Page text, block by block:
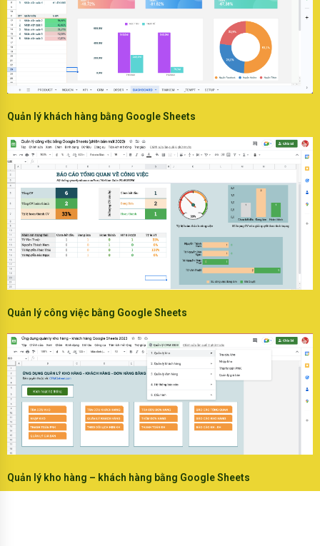
Quản lý khách hàng bằng Google Sheets
Quản lý công việc bằng Google Sheets
Quản lý kho hàng – khách hàng bằng Google Sheets